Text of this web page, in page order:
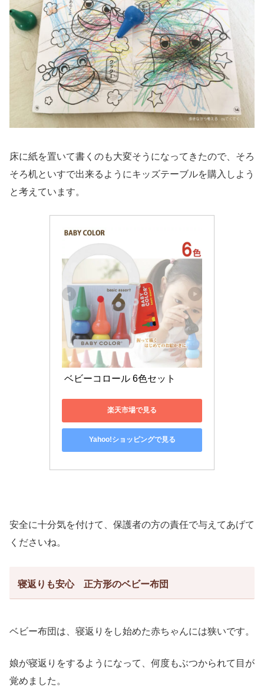
床に紙を置いて書くのも大変そうになってきたので、そろ
そろ机といすで出来るようにキッズテーブルを購入しよう
と考えています。
ベビーコロール 6色セット
楽天市場で見る
Yahoo!ショッピングで見る
安全に十分気を付けて、保護者の方の責任で与えてあげて
くださいね。
寝返りも安心 正方形のベビー布団
ベビー布団は、寝返りをし始めた赤ちゃんには狭いです。
娘が寝返りをするようになって、何度もぶつかられて目が
覚めました。